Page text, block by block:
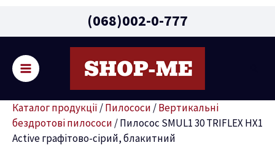
(068)002-0-777
Menu
Каталог продукції /Пилососи /Вертикальні
бездротові пилососи /Пилосос SMUL1 30 TRIFLEX HX1
Active графітово-сірий, блакитний